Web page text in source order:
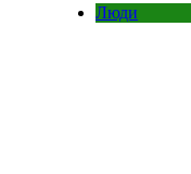
Люди